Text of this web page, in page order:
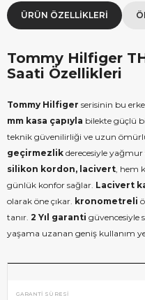
ÜRÜN ÖZELLIKLERI
Tommy Hilfiger
Saati Özellikleri
Tommy Hilfiger serisinin bu
mm kasa çapıyla bilekte güçlü
teknik güvenilirliği ve uzun
geçirmezlik derecesiyle yağmur
silikon kordon, lacivert, hem
günlük konfor sağlar. Lacivert
olarak öne çıkar. kronometreli
tanır. 2 Yıl garanti güvencesiyle
yaşama uzanan geniş kullanım
GARANTI SÜRESI